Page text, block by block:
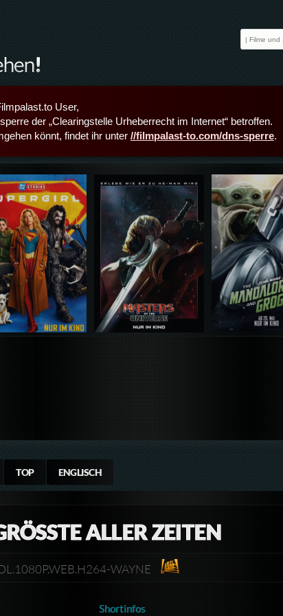
User,
der „Clearingstelle Urheberrecht im Internet“ betroffen.
könnt, findet ihr unter //filmpalast-to.com/dns-sperre.
Details,Play Details,Play
TOP ENGLISCH
ALLER ZEITEN
WAYNE​
Shortinfos